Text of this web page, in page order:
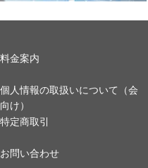
料金案内
個人情報の取扱いについて（会
け）
特定商取引
お問い合わせ